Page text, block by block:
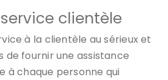
clientèle
à la clientèle au sérieux et
de fournir une assistance
à chaque personne qui